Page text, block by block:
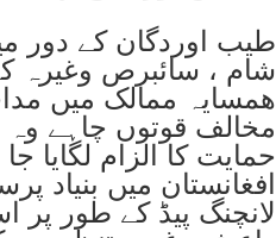
طیب اوردگان کے دور
شام ، سائبرص وغیرہ
ھمسایہ ممالک میں
مخالف قوتوں چاہے
حمایت کا الزام
افغانستان میں
لانچنگ پیڈ کے طور پر